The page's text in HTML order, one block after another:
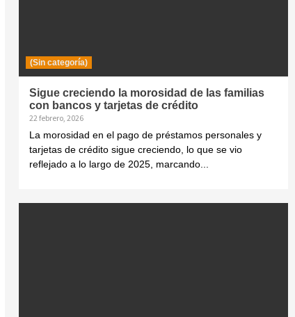
(Sin categoría)
Sigue creciendo la morosidad de las familias
con bancos y tarjetas de crédito
22 febrero, 2026
La morosidad en el pago de préstamos personales y
tarjetas de crédito sigue creciendo, lo que se vio
reflejado a lo largo de 2025, marcando...